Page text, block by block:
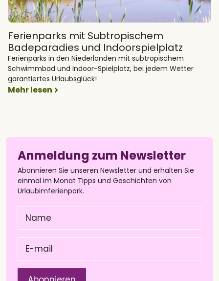
Ferienparks mit Subtropischem
Badeparadies und Indoorspielplatz
Ferienparks in den Niederlanden mit subtropischem
Schwimmbad und Indoor-Spielplatz, bei jedem Wetter
garantiertes Urlaubsglück!
Mehr lesen
Anmeldung zum Newsletter
Abonnieren Sie unseren Newsletter und erhalten Sie
einmal im Monat Tipps und Geschichten von
Urlaubimferienpark.
Name
mail (Pflichtfeld)